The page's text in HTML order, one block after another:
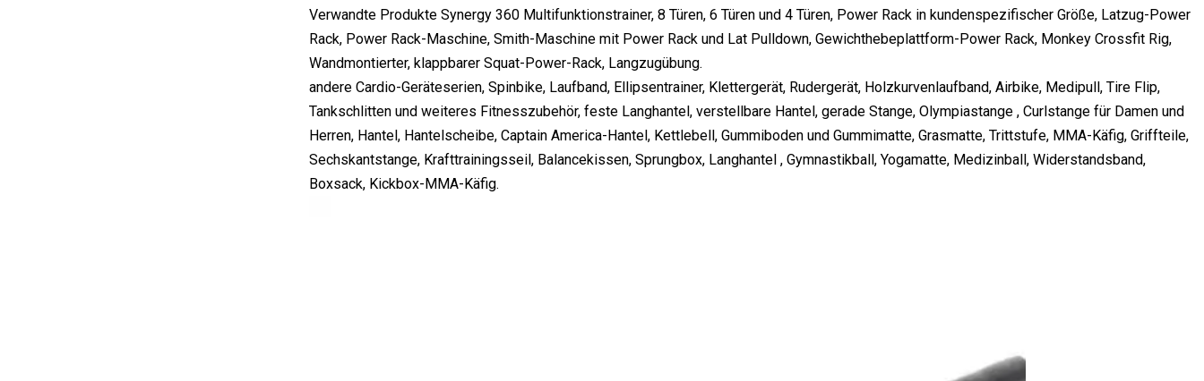
Verwandte Produkte Synergy 360 Multifunktionstrainer, 8 Türen, 6 Türen und 4 Türen, Power Rack in kundenspezifischer Größe, Latzug-Power
Rack, Power Rack-Maschine, Smith-Maschine mit Power Rack und Lat Pulldown, Gewichthebeplattform-Power Rack, Monkey Crossfit Rig,
Wandmontierter, klappbarer Squat-Power-Rack, Langzugübung.
andere Cardio-Geräteserien, Spinbike, Laufband, Ellipsentrainer, Klettergerät, Rudergerät, Holzkurvenlaufband, Airbike, Medipull, Tire Flip,
Tankschlitten und weiteres Fitnesszubehör, feste Langhantel, verstellbare Hantel, gerade Stange, Olympiastange , Curlstange für Damen und
Herren, Hantel, Hantelscheibe, Captain America-Hantel, Kettlebell, Gummiboden und Gummimatte, Grasmatte, Trittstufe, MMA-Käfig, Griffteile,
Sechskantstange, Krafttrainingsseil, Balancekissen, Sprungbox, Langhantel , Gymnastikball, Yogamatte, Medizinball, Widerstandsband,
Boxsack, Kickbox-MMA-Käfig.